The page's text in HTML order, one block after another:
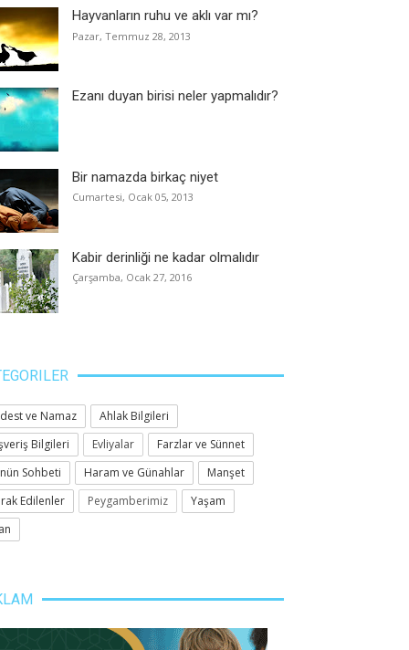
Hayvanların ruhu ve aklı var mı?
Pazar, Temmuz 28, 2013
Ezanı duyan birisi neler yapmalıdır?
Bir namazda birkaç niyet
Cumartesi, Ocak 05, 2013
Kabir derinliği ne kadar olmalıdır
Çarşamba, Ocak 27, 2016
ve Namaz
Ahlak Bilgileri
Bilgileri
Evliyalar
Farzlar ve Sünnet
Sohbeti
Haram ve Günahlar
Manşet
Edilenler
Peygamberimiz
Yaşam